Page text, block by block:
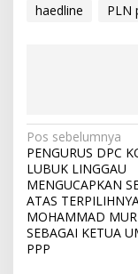
haedline PLN
N
a
v
i
g
Pos sebelumnya
PENGURUS DPC
LUBUK LINGGAU
MENGUCAPKAN
ATAS
MOHAMMAD
SEBAGAI KETUA
PPP